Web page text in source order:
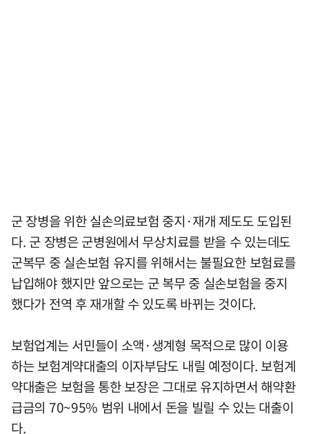
군 장병을 위한 실손의료보험 중지·재개 제도도 도입된
다. 군 장병은 군병원에서 무상치료를 받을 수 있는데도
군복무 중 실손보험 유지를 위해서는 불필요한 보험료를
납입해야 했지만 앞으로는 군 복무 중 실손보험을 중지
했다가 전역 후 재개할 수 있도록 바뀌는 것이다.
보험업계는 서민들이 소액·생계형 목적으로 많이 이용
하는 보험계약대출의 이자부담도 내릴 예정이다. 보험계
약대출은 보험을 통한 보장은 그대로 유지하면서 해약환
급금의 70~95% 범위 내에서 돈을 빌릴 수 있는 대출이
다.